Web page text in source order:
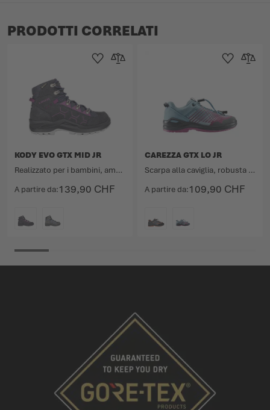
PRODOTTI CORRELATI
A partire da 139,90 CHF
KODY EVO GTX MID JR
Realizzato per i bambini, amato dai bambini.
Aggiungi alla Lista dei Desideri
Aggiungi al confronto
A partire da 109,90 CHF
CAREZZA GTX LO JR
Scarpa alla caviglia, robusta ma leggera.
Aggiungi alla